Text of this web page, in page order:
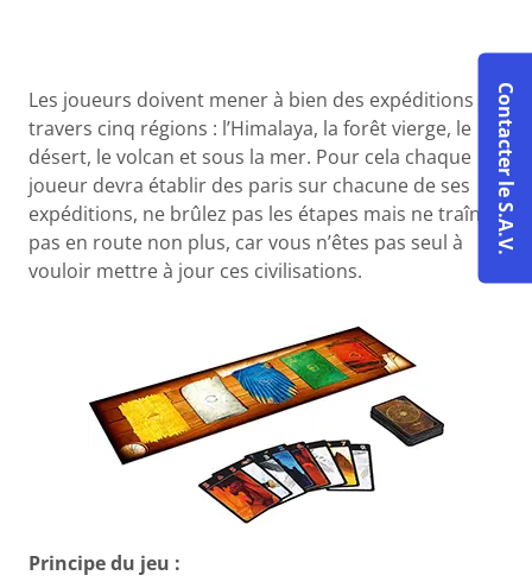
Les joueurs doivent mener à bien des expéditions à
travers cinq régions : l’Himalaya, la forêt vierge, le
désert, le volcan et sous la mer. Pour cela chaque
joueur devra établir des paris sur chacune de ses
expéditions, ne brûlez pas les étapes mais ne traînez
pas en route non plus, car vous n’êtes pas seul à
vouloir mettre à jour ces civilisations.
Principe du jeu :
Contacter le S.A.V.